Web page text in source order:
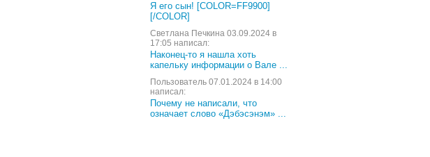
Я его сын! [COLOR=FF9900]
[/COLOR]
Светлана Печкина 03.09.2024 в
17:05 написал:
Наконец-то я нашла хоть
капельку информации о Вале ...
Пользователь 07.01.2024 в 14:00
написал:
Почему не написали, что
означает слово «Дэбэсэнэм» ...